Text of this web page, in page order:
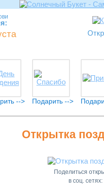
--> Подарить -->
Открытка
Поделиться
в соц. сетях: